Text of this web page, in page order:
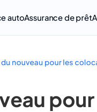
autoAssurance de prêt
du nouveau pour les